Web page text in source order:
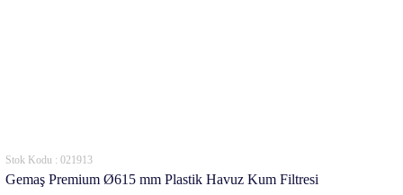
Stok Kodu : 021913
Gemaş Premium Ø615 mm Plastik Havuz Kum Filtresi